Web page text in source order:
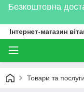
Безкоштовна
Інтернет-магазин
Товари та послуги